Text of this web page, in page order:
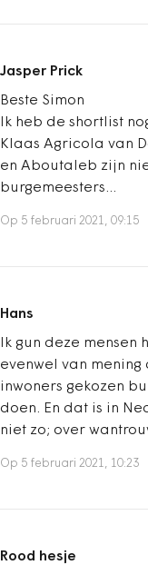
Jasper Prick
Beste Simon
Ik heb de shortlist
Klaas Agricola van
en Aboutaleb zijn
burgemeesters...
Op 5 februari 2021, 09:15
Hans
Ik gun deze
evenwel van
inwoners gekozen
doen. En dat is in
niet zo; over
Op 5 februari 2021, 10:23
Rood hesje